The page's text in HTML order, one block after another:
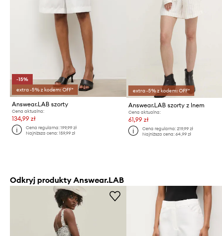
-15%
extra -5% z kodem: OFF*
Answear.LAB szorty
Cena aktualna:
134,99 zł
Cena regularna:199,99 zł
Najniższa cena:159,99 zł
extra -5% z kodem: OFF*
Answear.LAB szorty z lnem
Cena aktualna:
61,99 zł
Cena regularna: 219,99 zł
Najniższa cena: 64,99 zł
Odkryj produkty Answear.LAB